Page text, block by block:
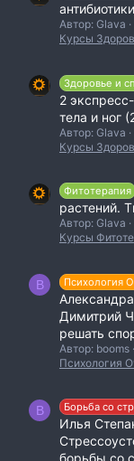
Автор: Glava
Курсы
Здоровье и
2
тела и ног
Автор: Glava
Курсы
Фитотерапия
растений.
Автор: Glava
Курсы
B Психология
Димитрий
решать
Автор: booms
Психология
B Борьба со
Илья